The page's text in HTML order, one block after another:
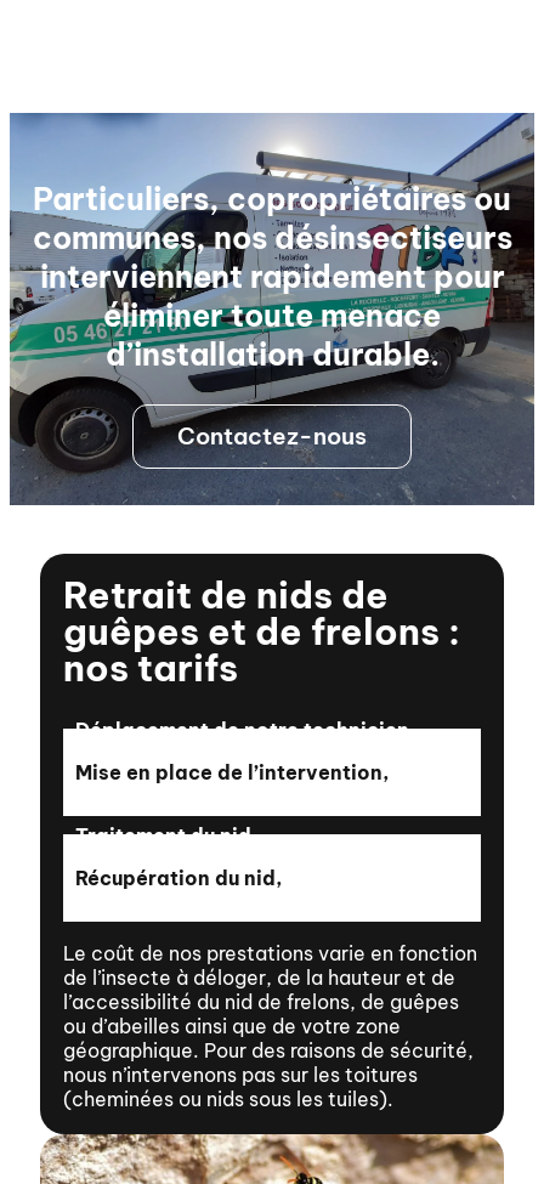
Particuliers, copropriétaires ou
communes, nos désinsectiseurs
interviennent rapidement pour
éliminer toute menace
d’installation durable.
Contactez-nous
Retrait de nids de
guêpes et de frelons :
nos tarifs
Déplacement de notre technicien,
Mise en place de l’intervention,
Traitement du nid
Récupération du nid,
Le coût de nos prestations varie en fonction
de l’insecte à déloger, de la hauteur et de
l’accessibilité du nid de frelons, de guêpes
ou d’abeilles ainsi que de votre zone
géographique. Pour des raisons de sécurité,
nous n’intervenons pas sur les toitures
(cheminées ou nids sous les tuiles).